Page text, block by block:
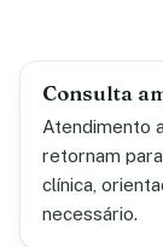
Consulta
Atendimento
retornam
clínica,
necessário.